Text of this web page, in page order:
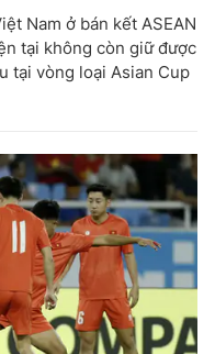
Nam ở bán kết ASEAN
tại không còn giữ được
tại vòng loại Asian Cup